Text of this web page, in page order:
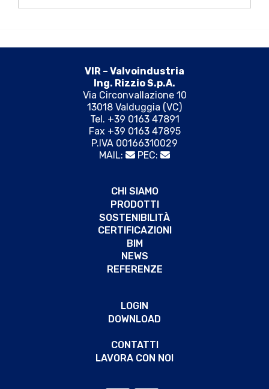
VIR – Valvoindustria
Ing. Rizzio S.p.A.
Via Circonvallazione 10
13018 Valduggia (VC)
Tel. +39 0163 47891
Fax +39 0163 47895
P.IVA 00166310029
MAIL:
PEC:
CHI SIAMO
PRODOTTI
SOSTENIBILITÀ
CERTIFICAZIONI
BIM
NEWS
REFERENZE
LOGIN
DOWNLOAD
CONTATTI
LAVORA CON NOI